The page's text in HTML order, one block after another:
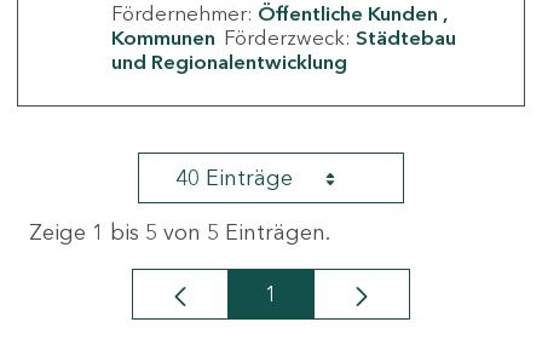
Fördernehmer: Öffentliche Kunden
Kommunen Förderzweck: Städtebau
und Regionalentwicklung
40 Einträge
Zeige 1 bis 5 von 5 Einträgen.
Seite
1